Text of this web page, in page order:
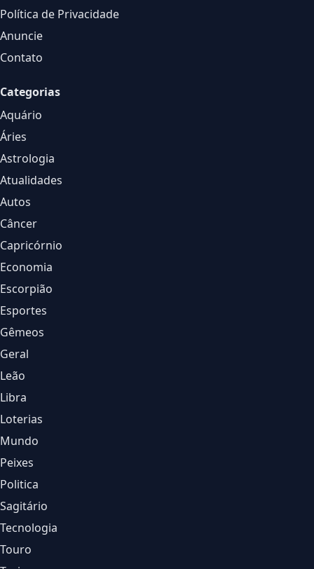
Política de Privacidade
Anuncie
Contato
Categorias
Aquário
Áries
Astrologia
Atualidades
Autos
Câncer
Capricórnio
Economia
Escorpião
Esportes
Gêmeos
Geral
Leão
Libra
Loterias
Mundo
Peixes
Politica
Sagitário
Tecnologia
Touro